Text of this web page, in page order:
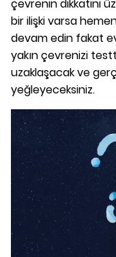
çevrenin dikkatini
bir ilişki varsa
devam edin fakat
yakın çevrenizi
uzaklaşacak ve
yeğleyeceksiniz.